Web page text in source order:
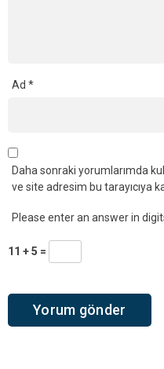
Ad *
Daha sonraki yorumlarımda
ve site adresim bu tarayıcıya
Please enter an answer in
11 + 5 =